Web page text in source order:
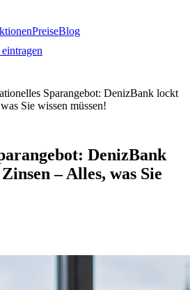
PreiseBlog
Sparangebot: DenizBank lockt
Sie wissen müssen!
DenizBank
– Alles, was Sie